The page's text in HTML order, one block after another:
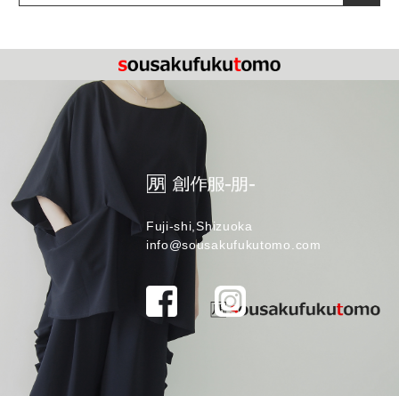
Fuji-shi,Shizuoka
info@sousakufukutomo.com